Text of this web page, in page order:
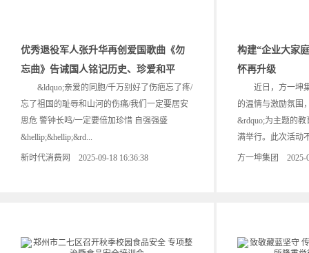
优秀退役军人张升华再创爱国歌曲《勿
忘曲》告诫国人铭记历史、珍爱和平
&ldquo;亲爱的同胞/千万别好了伤疤忘了疼/
忘了祖国的耻辱和山河的伤痛/我们一定要居安
思危 警钟长鸣/一定要倍加珍惜 自强强盛
&hellip;&hellip;&rd...
新时代消费网 2025-09-18 16:36:38
构建“企业大家
怀再升级
近日，方一坤集
的温情与激励氛围
&rdquo;为主题的
满举行。此次活动
方一坤集团 2025-